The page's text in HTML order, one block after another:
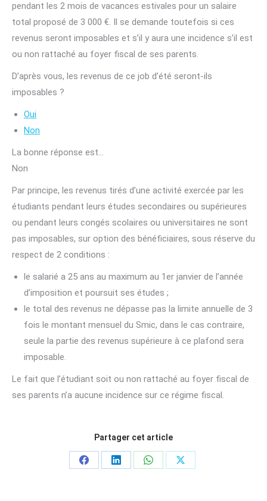
pendant les 2 mois de vacances estivales pour un salaire
total proposé de 3 000 €. Il se demande toutefois si ces
revenus seront imposables et s’il y aura une incidence s’il est
ou non rattaché au foyer fiscal de ses parents.
D’après vous, les revenus de ce job d’été seront-ils
imposables ?
Oui
Non
La bonne réponse est…
Non
Par principe, les revenus tirés d’une activité exercée par les
étudiants pendant leurs études secondaires ou supérieures
ou pendant leurs congés scolaires ou universitaires ne sont
pas imposables, sur option des bénéficiaires, sous réserve du
respect de 2 conditions :
le salarié a 25 ans au maximum au 1er janvier de l’année
d’imposition et poursuit ses études ;
le total des revenus ne dépasse pas la limite annuelle de 3
fois le montant mensuel du Smic, dans le cas contraire,
seule la partie des revenus supérieure à ce plafond sera
imposable.
Le fait que l’étudiant soit ou non rattaché au foyer fiscal de
ses parents n’a aucune incidence sur ce régime fiscal.
Partager cet article